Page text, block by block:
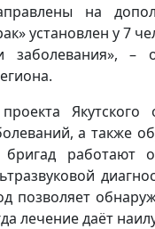
на
установлен у 7
заболевания», –
Якутского
а также
работают
позволяет
лечение даёт